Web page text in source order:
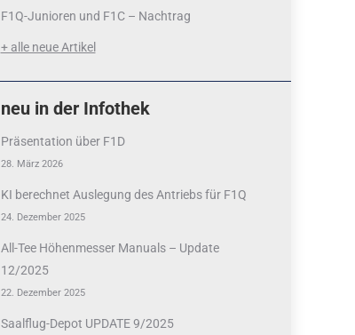
F1Q-Junioren und F1C – Nachtrag
+ alle neue Artikel
neu in der Infothek
Präsentation über F1D
28. März 2026
KI berechnet Auslegung des Antriebs für F1Q
24. Dezember 2025
All-Tee Höhenmesser Manuals – Update
12/2025
22. Dezember 2025
Saalflug-Depot UPDATE 9/2025